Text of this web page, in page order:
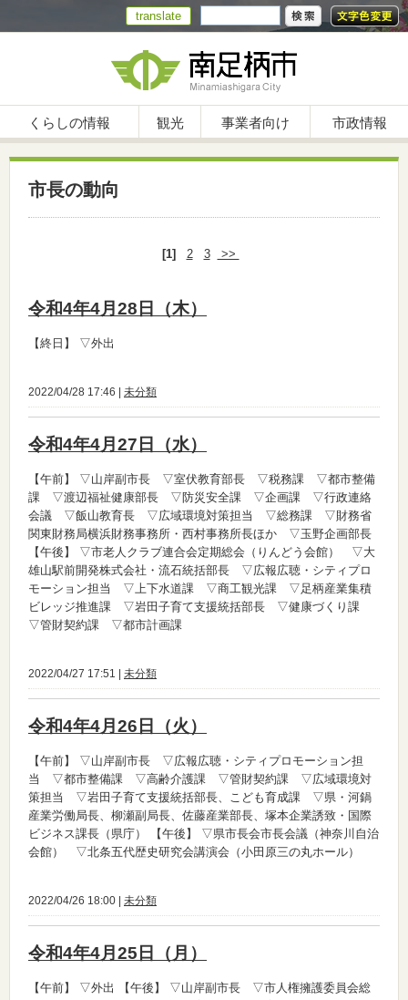
translate
くらしの情報 観光 事業者向け 市政情報
市長の動向
[1] 2 3 >>
令和4年4月28日（木）
【終日】 ▽外出
2022/04/28 17:46 | 未分類
令和4年4月27日（水）
【午前】
▽山岸副市長 ▽室伏教育部長 ▽税務課 ▽都市整備
課 ▽渡辺福祉健康部長 ▽防災安全課 ▽企画課 ▽行政連絡
会議 ▽飯山教育長 ▽広域環境対策担当 ▽総務課 ▽財務省
関東財務局横浜財務事務所・西村事務所長ほか ▽玉野企画部長
【午後】
▽市老人クラブ連合会定期総会（りんどう会館） ▽大
雄山駅前開発株式会社・流石統括部長 ▽広報広聴・シティプロ
モーション担当 ▽上下水道課 ▽商工観光課 ▽足柄産業集積
ビレッジ推進課 ▽岩田子育て支援統括部長 ▽健康づくり課
▽管財契約課 ▽都市計画課
2022/04/27 17:51 | 未分類
令和4年4月26日（火）
【午前】
▽山岸副市長 ▽広報広聴・シティプロモーション担
当 ▽都市整備課 ▽高齢介護課 ▽管財契約課 ▽広域環境対
策担当 ▽岩田子育て支援統括部長、こども育成課 ▽県・河鍋
産業労働局長、柳瀬副局長、佐藤産業部長、塚本企業誘致・国際
ビジネス課長（県庁）
【午後】
▽県市長会市長会議（神奈川自治
会館） ▽北条五代歴史研究会講演会（小田原三の丸ホール）
2022/04/26 18:00 | 未分類
令和4年4月25日（月）
【午前】 ▽外出 【午後】
▽山岸副市長 ▽市人権擁護委員会総